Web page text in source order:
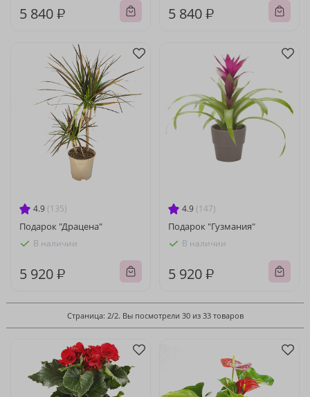
5 840 ₽ 5 840 ₽
4.9 (135)
Подарок "Драцена"
В наличии
5 920 ₽
4.9 (147)
Подарок "Гузмания"
В наличии
5 920 ₽
Страница: 2/2. Вы посмотрели 30 из 33 товаров